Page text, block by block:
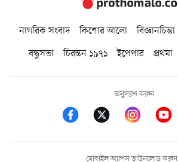
নাগরিক সংবাদ কিশোর আলো বিজ্ঞানচিন্তা
বন্ধুসভা
চিরন্তন ১৯৭১ ইপেপার প্রথমা
অনুসরণ করুন
মোবাইল অ্যাপস ডাউনলোড করুন